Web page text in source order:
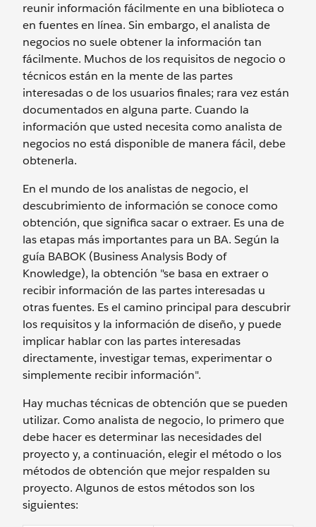
reunir información fácilmente en una biblioteca o
en fuentes en línea. Sin embargo, el analista de
negocios no suele obtener la información tan
fácilmente. Muchos de los requisitos de negocio o
técnicos están en la mente de las partes
interesadas o de los usuarios finales; rara vez están
documentados en alguna parte. Cuando la
información que usted necesita como analista de
negocios no está disponible de manera fácil, debe
obtenerla.
En el mundo de los analistas de negocio, el
descubrimiento de información se conoce como
obtención, que significa sacar o extraer. Es una de
las etapas más importantes para un BA. Según la
guía BABOK (Business Analysis Body of
Knowledge), la obtención "se basa en extraer o
recibir información de las partes interesadas u
otras fuentes. Es el camino principal para descubrir
los requisitos y la información de diseño, y puede
implicar hablar con las partes interesadas
directamente, investigar temas, experimentar o
simplemente recibir información".
Hay muchas técnicas de obtención que se pueden
utilizar. Como analista de negocio, lo primero que
debe hacer es determinar las necesidades del
proyecto y, a continuación, elegir el método o los
métodos de obtención que mejor respalden su
proyecto. Algunos de estos métodos son los
siguientes: